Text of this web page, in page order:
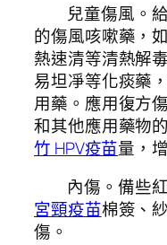
兒童傷風。
的傷風咳嗽藥，
熱速清等清熱解
易坦凈等化痰藥
用藥。應用復方
和其他應用藥物
竹 HPV疫苗量，
內傷。備些
宮頸疫苗棉簽、
傷。